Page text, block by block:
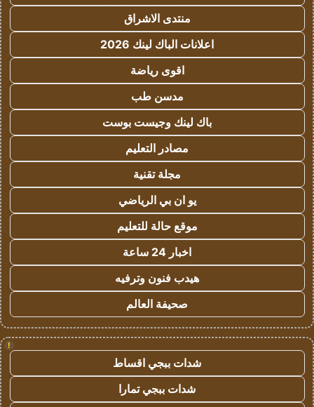
منتدى الاشراق
اعلانات الباك لينك 2026
اقوى رياضة
مدسن طب
باك لينك وجيست بوست
مصادر التعليم
مجلة تقنية
يو ان بي الرياضي
موقع حالة للتعليم
اخبار 24 ساعة
هيدب فنون وترفيه
صحيفة العالم
!
شدات ببجي اقساط
شدات ببجي تمارا